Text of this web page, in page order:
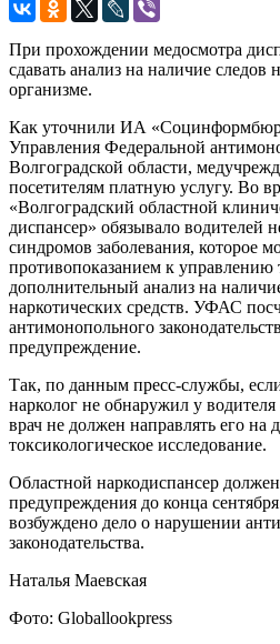
При прохождении медосмотра
сдавать анализ на наличие следов
организме.
Как уточнили ИА
Управления Федеральной
Волгоградской области,
посетителям платную услугу. Во
«Волгоградский областной
диспансер» обязывало
синдромов заболевания, которое
противопоказанием к управлению
дополнительный анализ на
наркотических средств. УФАС
антимонопольного
предупреждение.
Так, по данным пресс-службы,
нарколог не обнаружил у
врач не должен направлять его на
токсикологическое исследование.
Областной наркодиспансер
предупреждения до конца
возбуждено дело о нарушении
законодательства.
Наталья Маевская
Фото: Globallookpress